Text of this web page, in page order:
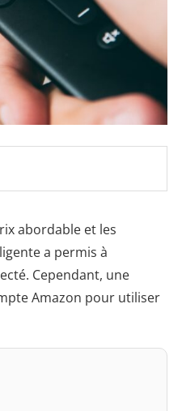
abordable et les
a permis à
Cependant, une
Amazon pour utiliser